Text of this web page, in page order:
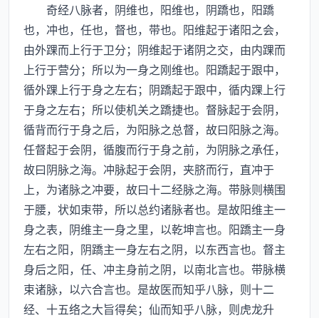
奇经八脉者，阴维也，阳维也，阴蹻也，阳蹻
也，冲也，任也，督也，带也。阳维起于诸阳之会，
由外踝而上行于卫分；阴维起于诸阴之交，由内踝而
上行于营分；所以为一身之刚维也。阳蹻起于跟中，
循外踝上行于身之左右；阴蹻起于跟中，循内踝上行
于身之左右；所以使机关之蹻捷也。督脉起于会阴，
循背而行于身之后，为阳脉之总督，故曰阳脉之海。
任督起于会阴，循腹而行于身之前，为阴脉之承任，
故曰阴脉之海。冲脉起于会阴，夹脐而行，直冲于
上，为诸脉之冲要，故曰十二经脉之海。带脉则横围
于腰，状如束带，所以总约诸脉者也。是故阳维主一
身之表，阴维主一身之里，以乾坤言也。阳蹻主一身
左右之阳，阴蹻主一身左右之阴，以东西言也。督主
身后之阳，任、冲主身前之阴，以南北言也。带脉横
束诸脉，以六合言也。是故医而知乎八脉，则十二
经、十五络之大旨得矣；仙而知乎八脉，则虎龙升